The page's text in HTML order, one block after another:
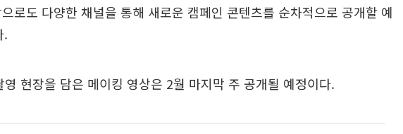
로도 다양한 채널을 통해 새로운 캠페인 콘텐츠를 순차적으로 공개할 예
.
현장을 담은 메이킹 영상은 2월 마지막 주 공개될 예정이다.